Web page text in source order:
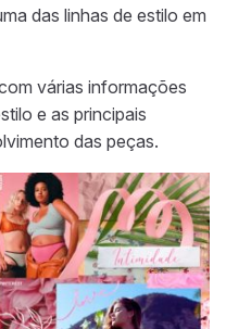
das linhas de estilo em
várias informações
e as principais
das peças.